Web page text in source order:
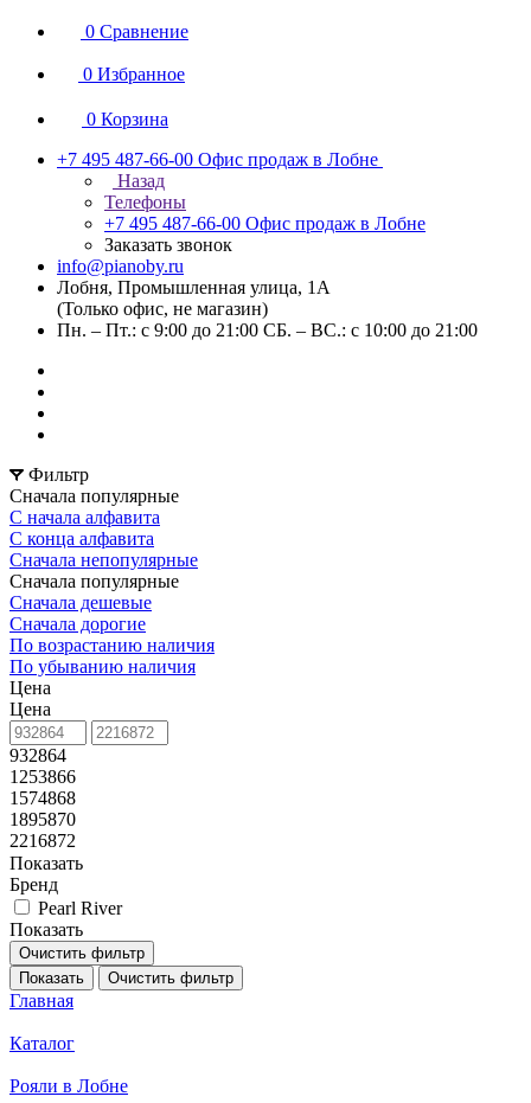
0 Сравнение
0 Избранное
0 Корзина
+7 495 487-66-00 Офис продаж в Лобне
Назад
Телефоны
+7 495 487-66-00 Офис продаж в Лобне
Заказать звонок
info@pianoby.ru
Лобня, Промышленная улица, 1А
(Только офис, не магазин)
Пн. – Пт.: с 9:00 до 21:00 СБ. – ВС.: с 10:00 до 21:00
Фильтр
Сначала популярные
С начала алфавита
С конца алфавита
Сначала непопулярные
Сначала популярные
Сначала дешевые
Сначала дорогие
По возрастанию наличия
По убыванию наличия
Цена
Цена
932864
1253866
1574868
1895870
2216872
Показать
Бренд
Pearl River
Показать
Очистить фильтр
Показать
Очистить фильтр
Главная
Каталог
Рояли в Лобне